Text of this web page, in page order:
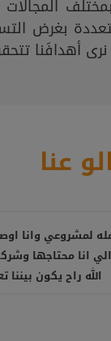
بغرض
نرى أهدافَنا
عنا
لمشروعي وانا
انا محتاجها
الله راح يكون بيننا